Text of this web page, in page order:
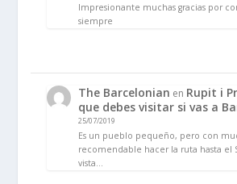
Impresionante muchas gracias por
siempre
The Barcelonian en Rupit i
que debes visitar si vas a
25/07/2019
Es un pueblo pequeño, pero con
recomendable hacer la ruta hasta el
vista…